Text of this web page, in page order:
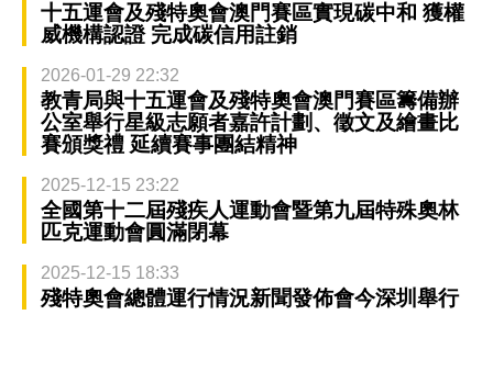
十五運會及殘特奧會澳門賽區實現碳中和 獲權
威機構認證 完成碳信用註銷
2026-01-29 22:32
教青局與十五運會及殘特奧會澳門賽區籌備辦
公室舉行星級志願者嘉許計劃、徵文及繪畫比
賽頒獎禮 延續賽事團結精神
2025-12-15 23:22
全國第十二屆殘疾人運動會暨第九屆特殊奧林
匹克運動會圓滿閉幕
2025-12-15 18:33
殘特奧會總體運行情況新聞發佈會今深圳舉行